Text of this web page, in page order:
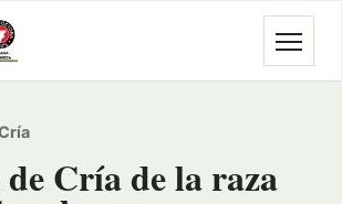
Abrir
Cría de la raza